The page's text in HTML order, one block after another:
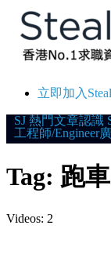
立即加入
Skip
to
SJ 熱門文章認識
工程師/Engineer
Tag: 跑車
Videos: 2